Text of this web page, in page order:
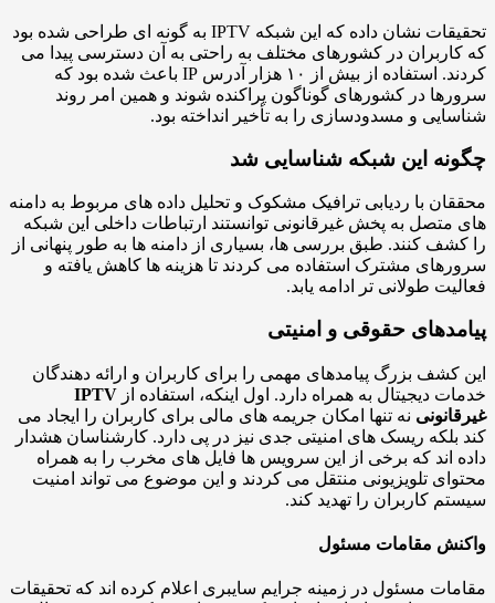
تحقیقات نشان داده که این شبکه IPTV به گونه ای طراحی شده بود
در کشورهای مختلف به راحتی به آن دسترسی پیدا می
کردند. استفاده از بیش از ۱۰ هزار آدرس IP باعث شده بود که
در کشورهای گوناگون پراکنده شوند و همین امر روند
و مسدودسازی را به تأخیر انداخته بود.
این شبکه شناسایی شد
با ردیابی ترافیک مشکوک و تحلیل داده های مربوط به دامنه
متصل به پخش غیرقانونی توانستند ارتباطات داخلی این شبکه
کنند. طبق بررسی ها، بسیاری از دامنه ها به طور پنهانی از
مشترک استفاده می کردند تا هزینه ها کاهش یافته و
طولانی تر ادامه یابد.
حقوقی و امنیتی
کشف بزرگ پیامدهای مهمی را برای کاربران و ارائه دهندگان
دیجیتال به همراه دارد. اول اینکه، استفاده ازIPTV
نه تنها امکان جریمه های مالی برای کاربران را ایجاد می
بلکه ریسک های امنیتی جدی نیز در پی دارد. کارشناسان هشدار
اند که برخی از این سرویس ها فایل های مخرب را به همراه
تلویزیونی منتقل می کردند و این موضوع می تواند امنیت
کاربران را تهدید کند.
مقامات مسئول
مسئول در زمینه جرایم سایبری اعلام کرده اند که تحقیقات